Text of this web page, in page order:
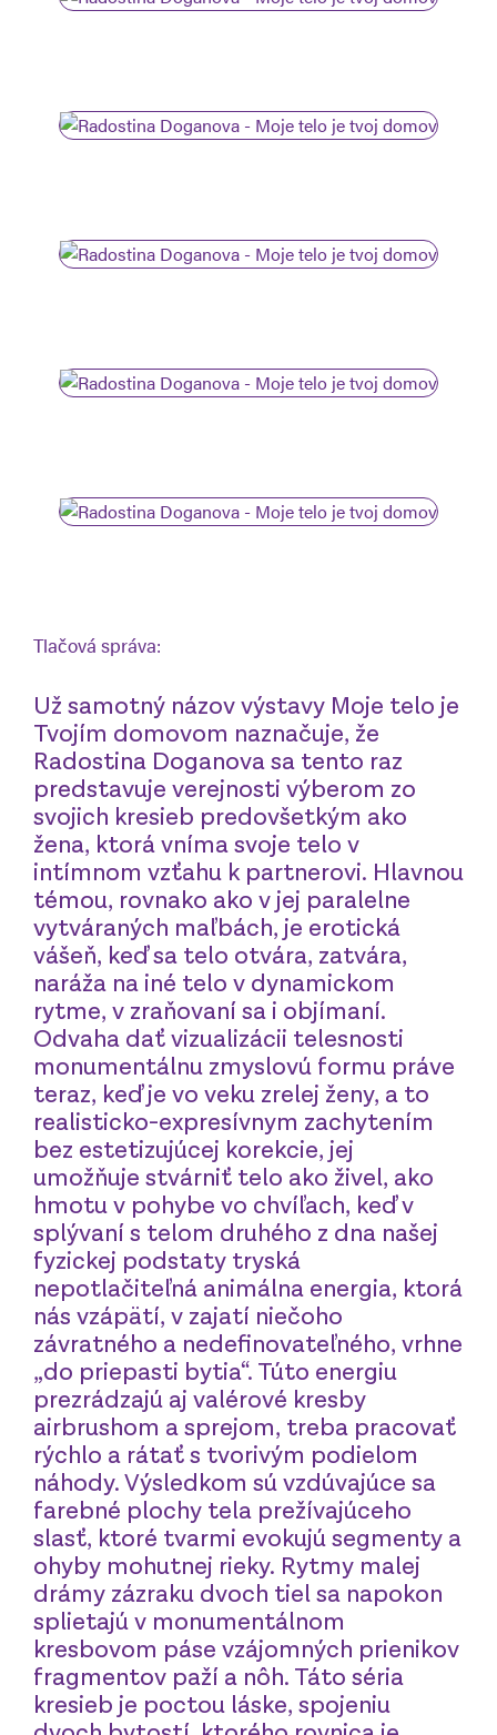
Tlačová správa:
Už samotný názov výstavy Moje telo je
Tvojím domovom naznačuje, že
Radostina Doganova sa tento raz
predstavuje verejnosti výberom zo
svojich kresieb predovšetkým ako
žena, ktorá vníma svoje telo v
intímnom vzťahu k partnerovi. Hlavnou
témou, rovnako ako v jej paralelne
vytváraných maľbách, je erotická
vášeň, keď sa telo otvára, zatvára,
naráža na iné telo v dynamickom
rytme, v zraňovaní sa i objímaní.
Odvaha dať vizualizácii telesnosti
monumentálnu zmyslovú formu práve
teraz, keď je vo veku zrelej ženy, a to
realisticko-expresívnym zachytením
bez estetizujúcej korekcie, jej
umožňuje stvárniť telo ako živel, ako
hmotu v pohybe vo chvíľach, keď v
splývaní s telom druhého z dna našej
fyzickej podstaty tryská
nepotlačiteľná animálna energia, ktorá
nás vzápätí, v zajatí niečoho
závratného a nedefinovateľného, vrhne
„do priepasti bytia“. Túto energiu
prezrádzajú aj valérové kresby
airbrushom a sprejom, treba pracovať
rýchlo a rátať s tvorivým podielom
náhody. Výsledkom sú vzdúvajúce sa
farebné plochy tela prežívajúceho
slasť, ktoré tvarmi evokujú segmenty a
ohyby mohutnej rieky. Rytmy malej
drámy zázraku dvoch tiel sa napokon
splietajú v monumentálnom
kresbovom páse vzájomných prienikov
fragmentov paží a nôh. Táto séria
kresieb je poctou láske, spojeniu